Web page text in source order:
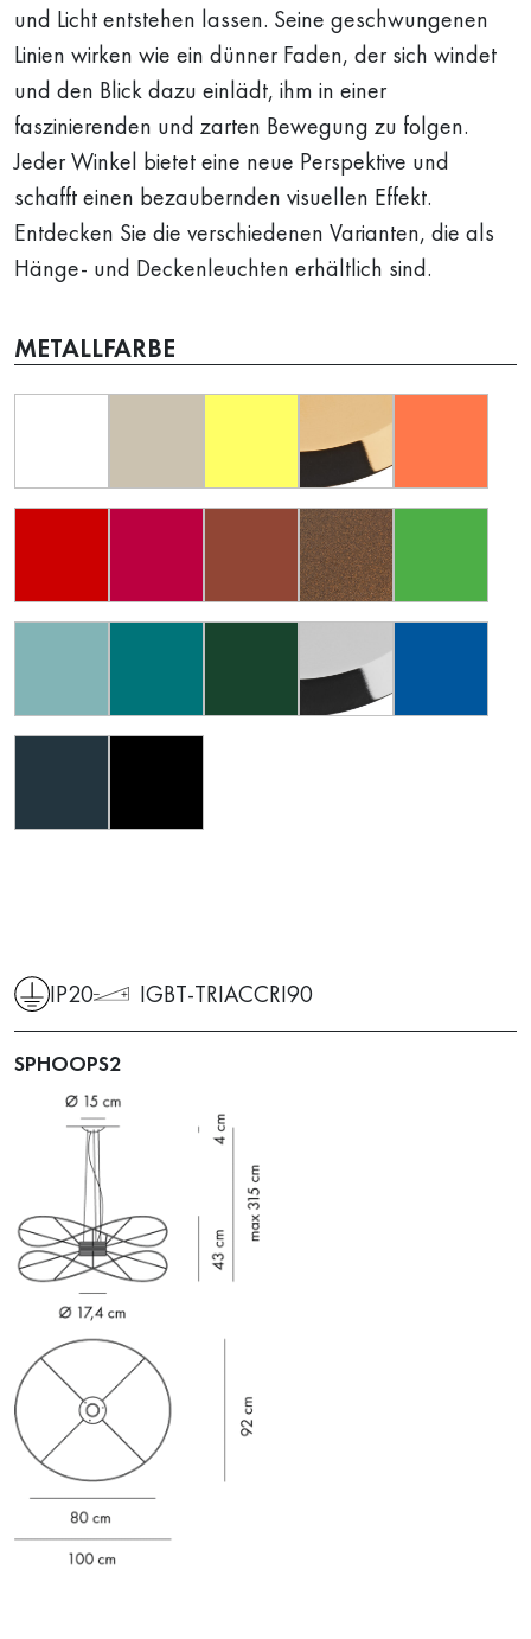
und Licht entstehen lassen. Seine geschwungenen
Linien wirken wie ein dünner Faden, der sich windet
und den Blick dazu einlädt, ihm in einer
faszinierenden und zarten Bewegung zu folgen.
Jeder Winkel bietet eine neue Perspektive und
schafft einen bezaubernden visuellen Effekt.
Entdecken Sie die verschiedenen Varianten, die als
Hänge- und Deckenleuchten erhältlich sind.
METALLFARBE
IP20 IGBT-TRIACCRI90
SPHOOPS2